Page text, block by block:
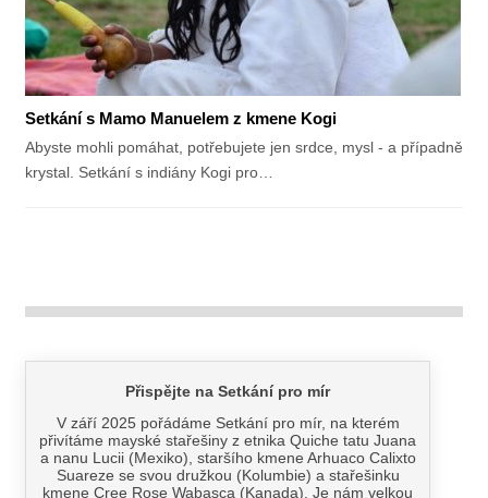
Setkání s Mamo Manuelem z kmene Kogi
Abyste mohli pomáhat, potřebujete jen srdce, mysl - a případně
krystal. Setkání s indiány Kogi pro…